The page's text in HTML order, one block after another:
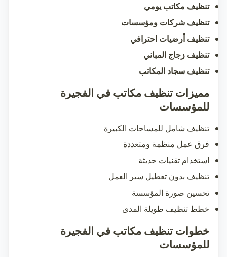
تنظيف مكاتب يومي
تنظيف شركات ومؤسسات
تنظيف أرضيات احترافي
تنظيف زجاج المباني
تنظيف سجاد المكاتب
مميزات تنظيف مكاتب في الفجيرة
للمؤسسات
تنظيف شامل للمساحات الكبيرة
فرق عمل منظمة ومتعددة
استخدام تقنيات حديثة
تنظيف بدون تعطيل سير العمل
تحسين صورة المؤسسة
خطط تنظيف طويلة المدى
خطوات تنظيف مكاتب في الفجيرة
للمؤسسات